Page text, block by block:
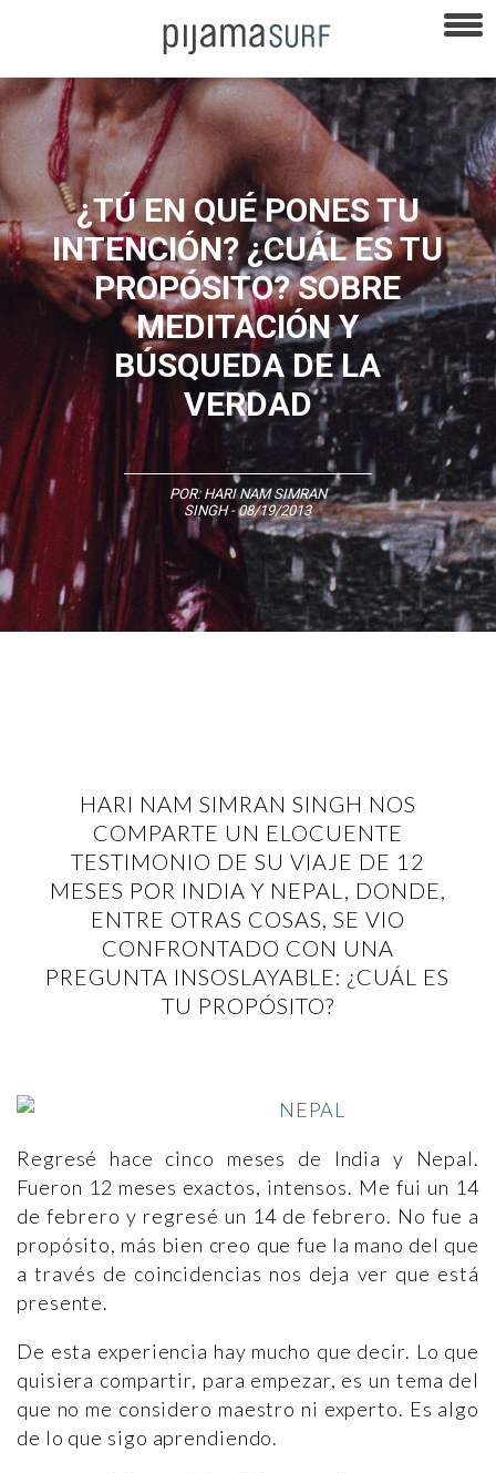
¿TÚ EN QUÉ PONES TU
INTENCIÓN? ¿CUÁL ES TU
PROPÓSITO? SOBRE
MEDITACIÓN Y
BÚSQUEDA DE LA
VERDAD
POR: HARI NAM SIMRAN
SINGH- 08/19/2013
HARI NAM SIMRAN SINGH NOS
COMPARTE UN ELOCUENTE
TESTIMONIO DE SU VIAJE DE 12
MESES POR INDIA Y NEPAL, DONDE,
ENTRE OTRAS COSAS, SE VIO
CONFRONTADO CON UNA
PREGUNTA INSOSLAYABLE: ¿CUÁL ES
TU PROPÓSITO?
Regresé hace cinco meses de India y Nepal.
Fueron 12 meses exactos, intensos. Me fui un 14
de febrero y regresé un 14 de febrero. No fue a
propósito, más bien creo que fue la mano del que
a través de coincidencias nos deja ver que está
presente.
De esta experiencia hay mucho que decir. Lo que
quisiera compartir, para empezar, es un tema del
que no me considero maestro ni experto. Es algo
de lo que sigo aprendiendo.